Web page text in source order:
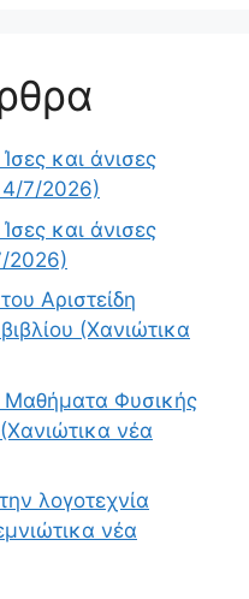
και άνισες
4/7/2026)
και άνισες
2026)
Αριστείδη
(Χανιώτικα
Φυσικής
νέα
λογοτεχνία
νέα